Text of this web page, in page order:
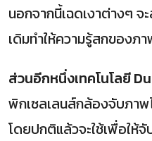
นอกจากนี้เฉดเงาต่างๆ จ
เดิมทำให้ความรู้สกของภ
ส่วนอีกหนึ่งเทคโนโลยี
พิกเซลเลนส์กล้องจับภา
โดยปกติแล้วจะใช้เพื่อให้